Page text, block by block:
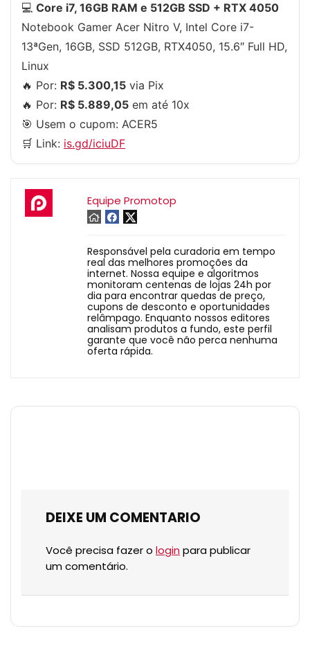
💻 Core i7, 16GB RAM e 512GB SSD + RTX 4050
Notebook Gamer Acer Nitro V, Intel Core i7-
13ªGen, 16GB, SSD 512GB, RTX4050, 15.6″ Full HD,
Linux
🔥 Por: R$ 5.300,15 via Pix
🔥 Por: R$ 5.889,05 em até 10x
🎯 Usem o cupom: ACER5
🛒 Link: is.gd/iciuDF
Equipe Promotop
Responsável pela curadoria em tempo
real das melhores promoções da
internet. Nossa equipe e algoritmos
monitoram centenas de lojas 24h por
dia para encontrar quedas de preço,
cupons de desconto e oportunidades
relâmpago. Enquanto nossos editores
analisam produtos a fundo, este perfil
garante que você não perca nenhuma
oferta rápida.
DEIXE UM COMENTARIO
Você precisa fazer o login para publicar
um comentário.